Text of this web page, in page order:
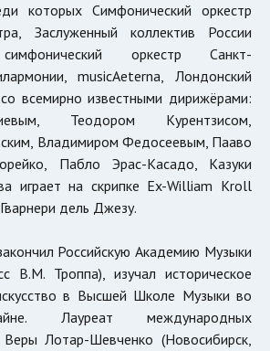
которых Симфонический оркестр
Заслуженный коллектив России
оркестр Санкт-
musicAeterna, Лондонский
всемирно известными дирижёрами:
Теодором Курентзисом,
Владимиром Федосеевым, Пааво
Пабло Эрас-Касадо, Казуки
играет на скрипке Ex-William Kroll
дель Джезу.
Российскую Академию Музыки
В.М. Троппа), изучал историческое
в Высшей Школе Музыки во
Лауреат международных
Веры Лотар-Шевченко (Новосибирск,